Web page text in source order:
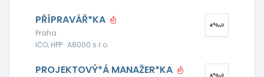
PŘÍPRAVÁŘ*KA
Praha
IČO, HPP · A8000 s.r.o.
PROJEKTOVÝ*Á MANAŽER*KA